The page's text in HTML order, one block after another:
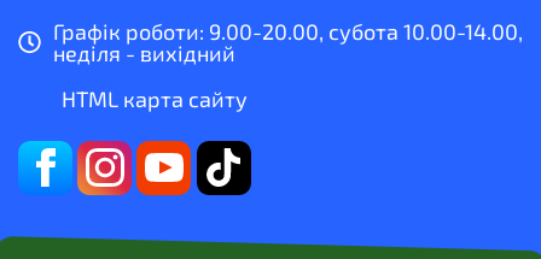
Графік роботи: 9.00-20.00, субота 10.00-14.00,
неділя - вихідний
HTML карта сайту